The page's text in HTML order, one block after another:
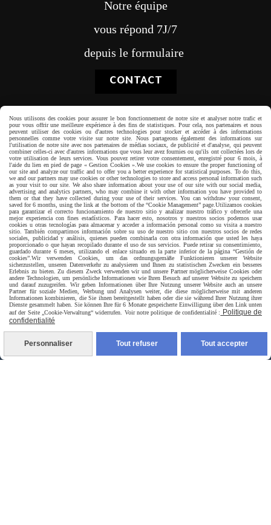
Notre équipe
vous répond 7J/7
depuis le formulaire
CONTACT
Paiement sécurisé
Livraison rapide
Nous utilisons des cookies pour assurer le bon fonctionnement de notre site et analyser notre trafic et
pour vous offrir une meilleure expérience à des fins de statistiques. Pour cela, nos partenaires et nous
peuvent utiliser des cookies ou d'autres technologies pour stocker et accéder à des informations
personnelles comme votre visite sur notre site. Nous partageons également des informations sur
l'utilisation de notre site avec nos partenaires de médias sociaux, de publicité et d'analyse, qui peuvent
combiner celles-ci avec d'autres informations que vous leur avez fournies ou qu'ils ont collectées lors de
votre utilisation de leurs services. Vous pouvez retirer votre consentement, enregistré pour 6 mois, à
l'aide du lien en pied de page « Gestion Cookies ». We use cookies to ensure the proper functioning of
our site and analyze our traffic and to offer you a better experience for statistical purposes. To do this,
we and our partners may use cookies or other technologies to store and access personal information such
as your visit to our site. We also share information about your use of our site with our social media,
advertising and analytics partners, who may combine it with other information you have provided to
them or that they have collected during your use of their services. You can withdraw your consent,
saved for 6 months, using the link at the bottom of the “Cookie Management” page. Utilizamos cookies
para garantizar el correcto funcionamiento de nuestro sitio y analizar nuestro tráfico y ofrecerle una
mejor experiencia con fines estadísticos. Para hacer esto, nosotros y nuestros socios podemos usar
cookies u otras tecnologías para almacenar y acceder a información personal como su visita a nuestro
sitio. También compartimos información sobre su uso de nuestro sitio con nuestros socios de redes
sociales, publicidad y análisis, quienes pueden combinarla con otra información que usted les haya
proporcionado o que hayan recopilado durante el uso de sus servicios. Puede retirar su consentimiento,
guardado durante 6 meses, utilizando el enlace situado en la parte inferior de la página “Gestión de
cookies”. Wir verwenden Cookies, um das ordnungsgemäße Funktionieren unserer Website
sicherzustellen, unseren Datenverkehr zu analysieren und Ihnen zu statistischen Zwecken ein besseres
Erlebnis zu bieten. Zu diesem Zweck verwenden wir und unsere Partner möglicherweise Cookies oder
andere Technologien, um persönliche Informationen wie Ihren Besuch auf unserer Website zu speichern
und darauf zuzugreifen. Wir geben Informationen über Ihre Nutzung unserer Website auch an unsere
Partner für soziale Medien, Werbung und Analysen weiter, die diese möglicherweise mit anderen
Informationen kombinieren, die Sie ihnen bereitgestellt haben oder die sie während Ihrer Nutzung ihrer
Dienste gesammelt haben. Sie können Ihre für 6 Monate gespeicherte Einwilligung über den Link unten
auf der Seite „Cookie-Verwaltung“ widerrufen. Voir notre politique de confidentialité :
Politique de
confidentialité
Personnaliser Tout refuser Tout accepter